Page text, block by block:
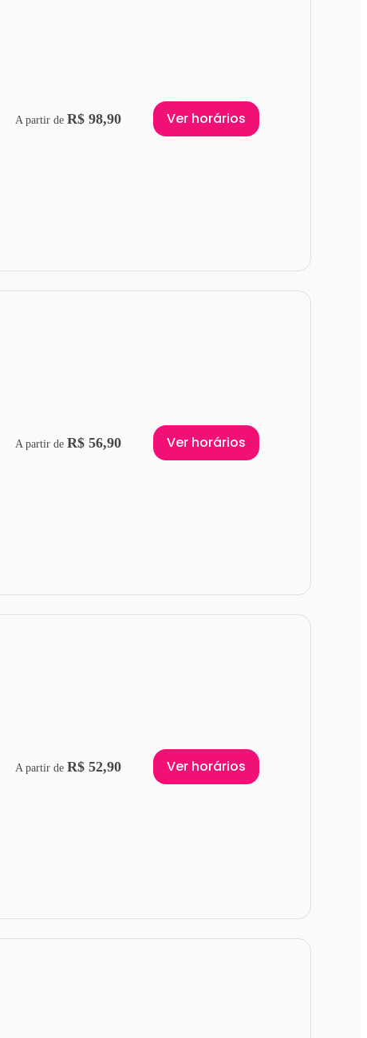
A partir de R$ 98,90 Ver horários
A partir de R$ 56,90 Ver horários
A partir de R$ 52,90 Ver horários